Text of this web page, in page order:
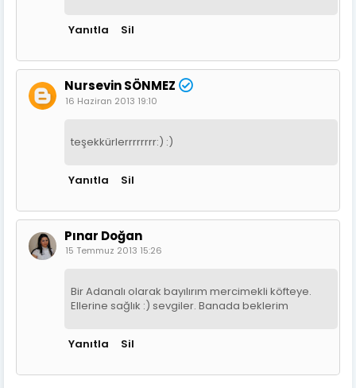
Yanıtla Sil
Nursevin SÖNMEZ
16 Haziran 2013 19:10
teşekkürlerrrrrrrr:) :)
Yanıtla Sil
Pınar Doğan
15 Temmuz 2013 15:26
Bir Adanalı olarak bayılırım mercimekli köfteye.
Ellerine sağlık :) sevgiler. Banada beklerim
Yanıtla Sil